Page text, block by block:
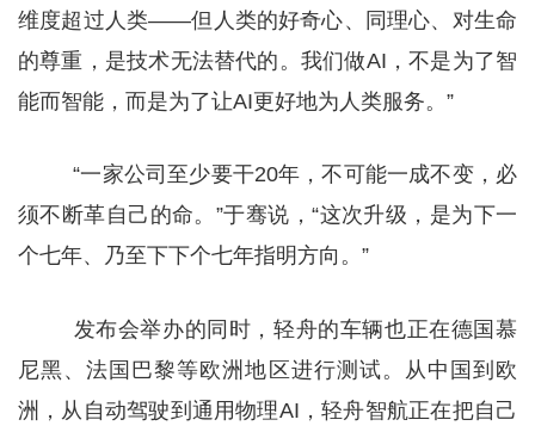
维度超过人类——但人类的好奇心、同理心、对生命
的尊重，是技术无法替代的。我们做AI，不是为了智
能而智能，而是为了让AI更好地为人类服务。”
“一家公司至少要干20年，不可能一成不变，必
须不断革自己的命。”于骞说，“这次升级，是为下一
个七年、乃至下下个七年指明方向。”
发布会举办的同时，轻舟的车辆也正在德国慕
尼黑、法国巴黎等欧洲地区进行测试。从中国到欧
洲，从自动驾驶到通用物理AI，轻舟智航正在把自己